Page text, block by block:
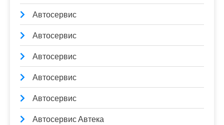
Автосервис
Автосервис
Автосервис
Автосервис
Автосервис
Автосервис Автека